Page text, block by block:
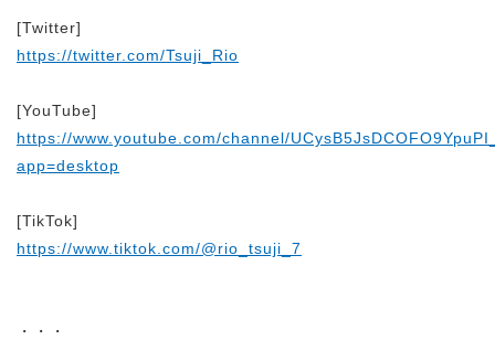
[Twitter]
https://twitter.com/Tsuji_Rio
[YouTube]
https://www.youtube.com/channel/
app=desktop
[TikTok]
https://www.tiktok.com/@rio_tsuji_7
・・・